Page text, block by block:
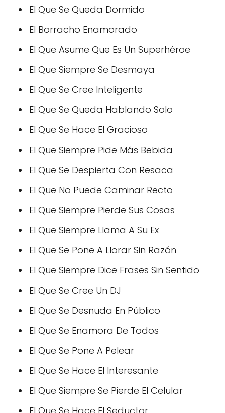
El Que Se Queda Dormido
El Borracho Enamorado
El Que Asume Que Es Un Superhéroe
El Que Siempre Se Desmaya
El Que Se Cree Inteligente
El Que Se Queda Hablando Solo
El Que Se Hace El Gracioso
El Que Siempre Pide Más Bebida
El Que Se Despierta Con Resaca
El Que No Puede Caminar Recto
El Que Siempre Pierde Sus Cosas
El Que Siempre Llama A Su Ex
El Que Se Pone A Llorar Sin Razón
El Que Siempre Dice Frases Sin Sentido
El Que Se Cree Un DJ
El Que Se Desnuda En Público
El Que Se Enamora De Todos
El Que Se Pone A Pelear
El Que Se Hace El Interesante
El Que Siempre Se Pierde El Celular